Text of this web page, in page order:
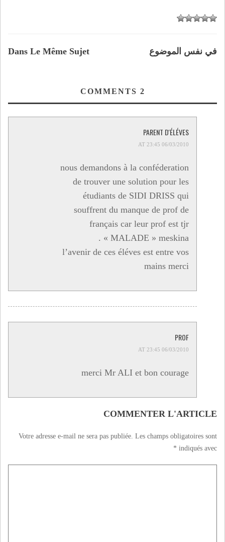
Dans Le Même Sujet في نفس الموضوع
2
PARENT D'ÉLÉVES
06/03/2010 AT 23:45
nous demandons à la conféderation
de trouver une solution pour les
étudiants de SIDI DRISS qui
souffrent du manque de prof de
français car leur prof est tjr
« MALADE » meskina .
l’avenir de ces éléves est entre vos
mains merci
PROF
06/03/2010 AT 23:45
merci Mr ALI et bon courage
COMMENTER L'ARTICLE
Votre adresse e-mail ne sera pas publiée. Les champs obligatoires sont
indiqués avec
*